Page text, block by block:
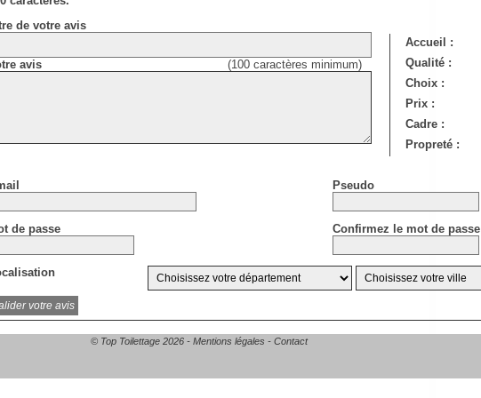
de votre avis
avis (100 caractères minimum)
Accueil :
Qualité :
Choix :
Prix :
Cadre :
Propreté :
Pseudo
de passe Confirmez le mot de passe
© Top Toilettage 2026 - Mentions légales - Contact